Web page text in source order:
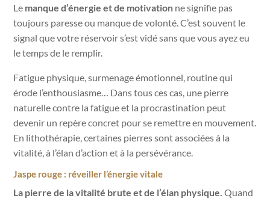
Le manque d’énergie et de motivation ne signifie pas
toujours paresse ou manque de volonté. C’est souvent le
signal que votre réservoir s’est vidé sans que vous ayez eu
le temps de le remplir.
Fatigue physique, surmenage émotionnel, routine qui
érode l’enthousiasme… Dans tous ces cas, une pierre
naturelle contre la fatigue et la procrastination peut
devenir un repère concret pour se remettre en mouvement.
En lithothérapie, certaines pierres sont associées à la
vitalité, à l’élan d’action et à la persévérance.
Jaspe rouge : réveiller l’énergie vitale
La pierre de la vitalité brute et de l’élan physique. Quand